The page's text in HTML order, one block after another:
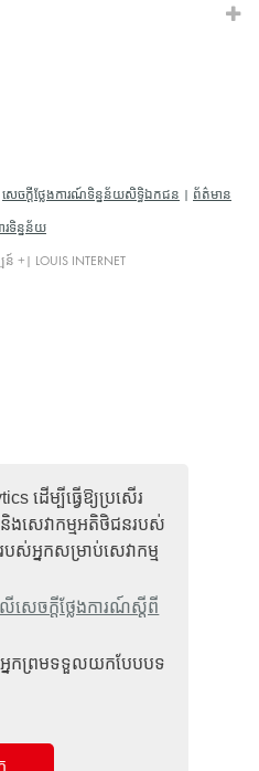
ដើម្បីធ្វើឱ្យប្រសើរ
សេវាកម្មអតិថិជនរបស់
ស់អ្នកសម្រាប់សេវាកម្ម
េចក្តីថ្លែងការណ៍ស្តីពី
អ្នកព្រមទទួលយកបែបបទ
សេចក្តីថ្លែងការណ៍ទិន្នន័យសិទ្ធិឯកជន ព័ត៌មាន
ារទិន្នន័យ
ន៍ +| LOUIS INTERNET